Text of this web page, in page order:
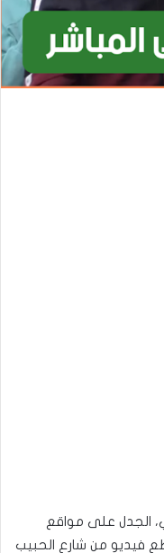
الجدل على مواقع
فيديو من شارع الحبيب